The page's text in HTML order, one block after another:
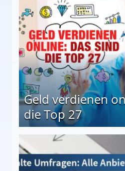
Geld verdienen
die Top 27